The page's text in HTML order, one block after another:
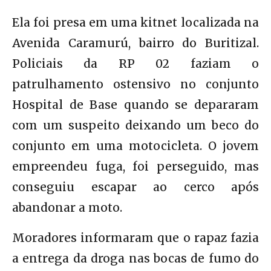
Ela foi presa em uma kitnet localizada na
Avenida Caramurú, bairro do Buritizal.
Policiais da RP 02 faziam o
patrulhamento ostensivo no conjunto
Hospital de Base quando se depararam
com um suspeito deixando um beco do
conjunto em uma motocicleta. O jovem
empreendeu fuga, foi perseguido, mas
conseguiu escapar ao cerco após
abandonar a moto.
Moradores informaram que o rapaz fazia
a entrega da droga nas bocas de fumo do